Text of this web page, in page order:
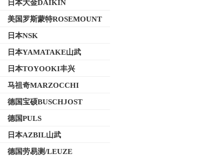
日本大金DAIKIN
美国罗斯蒙特ROSEMOUNT
日本NSK
日本YAMATAKE山武
日本TOYOOKI丰兴
马祖奇MARZOCCHI
德国宝硕BUSCHJOST
德国PULS
日本AZBIL山武
德国劳易测/LEUZE